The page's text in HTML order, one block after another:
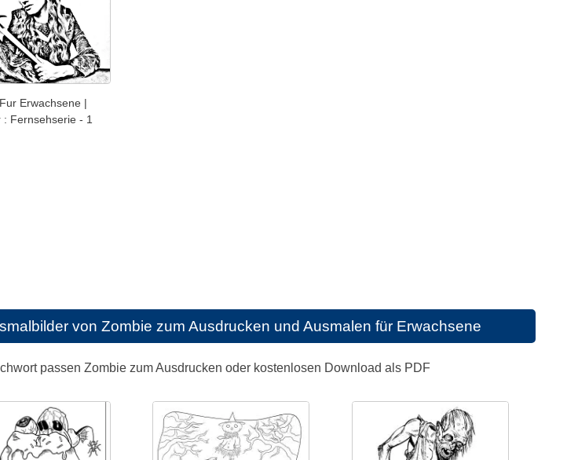
Erwachsene |
: Fernsehserie - 1
von Zombie zum Ausdrucken und Ausmalen für Erwachsene
passen Zombie zum Ausdrucken oder kostenlosen Download als PDF